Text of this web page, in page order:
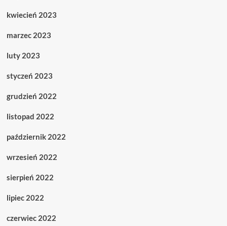
kwiecień 2023
marzec 2023
luty 2023
styczeń 2023
grudzień 2022
listopad 2022
październik 2022
wrzesień 2022
sierpień 2022
lipiec 2022
czerwiec 2022